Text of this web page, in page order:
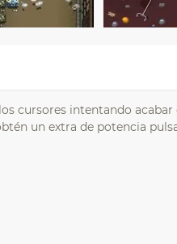
cursores intentando
un extra de potencia